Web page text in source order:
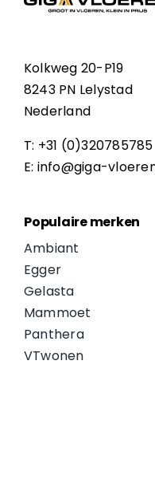
Kolkweg 20-P19
8243 PN Lelystad
Nederland
T: +31 (0)320785785
E: info@giga-
Populaire merken
Ambiant
Egger
Gelasta
Mammoet
Panthera
VTwonen